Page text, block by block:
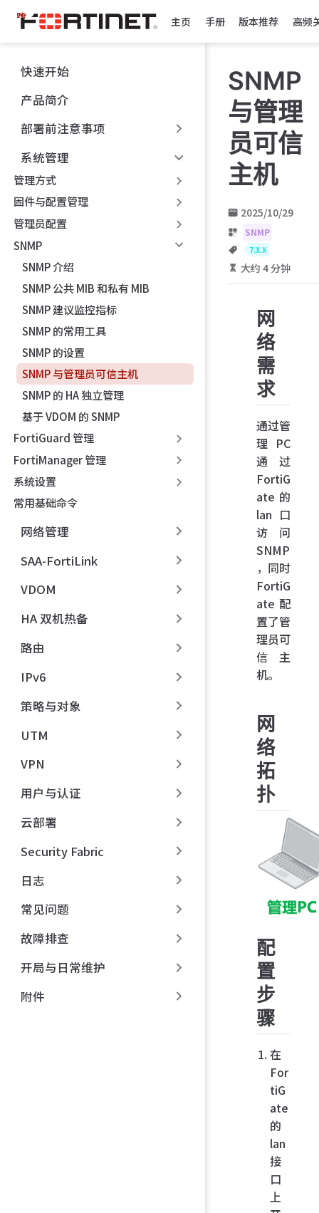
跳
至
主
內
容
主页 手册 版本推荐 高频
快速开始
产品简介
部署前注意事项
系统管理
管理方式
固件与配置管理
管理员配置
SNMP
SNMP 介绍
SNMP 公共 MIB 和私有 MIB
SNMP 建议监控指标
SNMP 的常用工具
SNMP 的设置
SNMP 与管理员可信主机
SNMP 的 HA 独立管理
基于 VDOM 的 SNMP
FortiGuard 管理
FortiManager 管理
系统设置
常用基础命令
网络管理
SAA-FortiLink
VDOM
HA 双机热备
路由
IPv6
策略与对象
UTM
VPN
用户与认证
云部署
Security Fabric
日志
常见问题
故障排查
开局与日常维护
附件
SNMP
与管理
员可信
主机
2025/10/29
SNMP
7.X.X
大约 4 分钟
网
络
需
求
通过管
理 PC
通过
FortiG
ate 的
lan 口
访问
SNMP
，同时
FortiG
ate 配
置了管
理员可
信主
机。
网
络
拓
扑
配
置
步
骤
在
For
tiG
ate
的
lan
接
口
上